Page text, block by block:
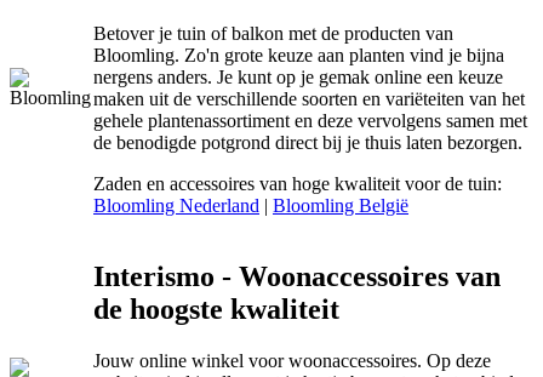
Betover je tuin of balkon met de producten van
Bloomling. Zo'n grote keuze aan planten vind je bijna
nergens anders. Je kunt op je gemak online een keuze
maken uit de verschillende soorten en variëteiten van het
gehele plantenassortiment en deze vervolgens samen met
de benodigde potgrond direct bij je thuis laten bezorgen.
Zaden en accessoires van hoge kwaliteit voor de tuin:
Bloomling Nederland | Bloomling België
Interismo - Woonaccessoires van
de hoogste kwaliteit
Jouw online winkel voor woonaccessoires. Op deze